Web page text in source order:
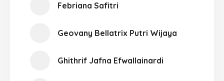
Febriana Safitri
Geovany Bellatrix Putri Wijaya
Ghithrif Jafna Efwallainardi